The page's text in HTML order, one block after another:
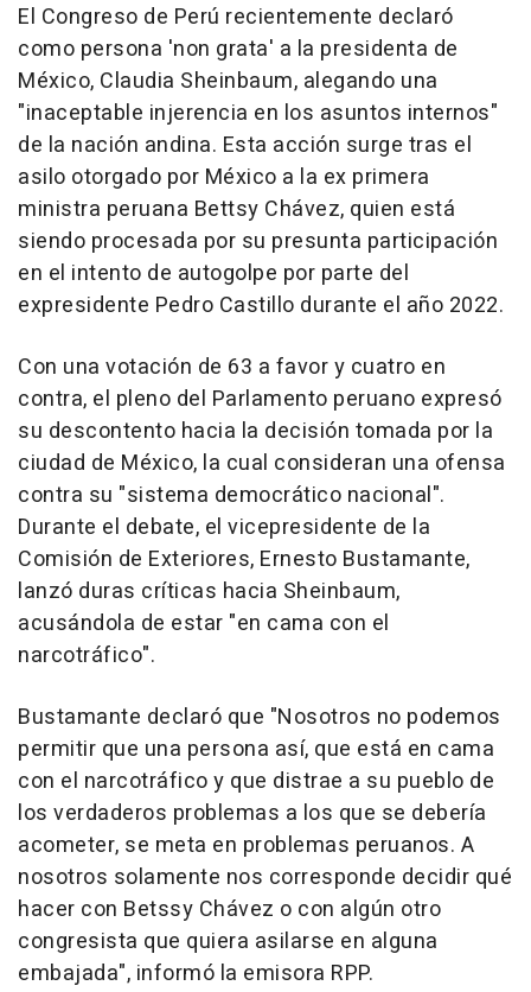
El Congreso de Perú recientemente declaró
como persona 'non grata' a la presidenta de
México, Claudia Sheinbaum, alegando una
"inaceptable injerencia en los asuntos internos"
de la nación andina. Esta acción surge tras el
asilo otorgado por México a la ex primera
ministra peruana Bettsy Chávez, quien está
siendo procesada por su presunta participación
en el intento de autogolpe por parte del
expresidente Pedro Castillo durante el año 2022.
Con una votación de 63 a favor y cuatro en
contra, el pleno del Parlamento peruano expresó
su descontento hacia la decisión tomada por la
ciudad de México, la cual consideran una ofensa
contra su "sistema democrático nacional".
Durante el debate, el vicepresidente de la
Comisión de Exteriores, Ernesto Bustamante,
lanzó duras críticas hacia Sheinbaum,
acusándola de estar "en cama con el
narcotráfico".
Bustamante declaró que "Nosotros no podemos
permitir que una persona así, que está en cama
con el narcotráfico y que distrae a su pueblo de
los verdaderos problemas a los que se debería
acometer, se meta en problemas peruanos. A
nosotros solamente nos corresponde decidir qué
hacer con Betssy Chávez o con algún otro
congresista que quiera asilarse en alguna
embajada", informó la emisora RPP.